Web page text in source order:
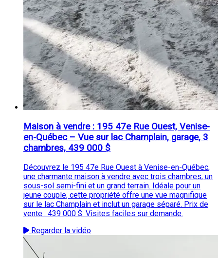
Maison à vendre : 195 47e Rue Ouest, Venise-
en-Québec – Vue sur lac Champlain, garage, 3
chambres, 439 000 $
Découvrez le 195 47e Rue Ouest à Venise-en-Québec,
une charmante maison à vendre avec trois chambres, un
sous-sol semi-fini et un grand terrain. Idéale pour un
jeune couple, cette propriété offre une vue magnifique
sur le lac Champlain et inclut un garage séparé. Prix de
vente : 439 000 $. Visites faciles sur demande.
Regarder la vidéo